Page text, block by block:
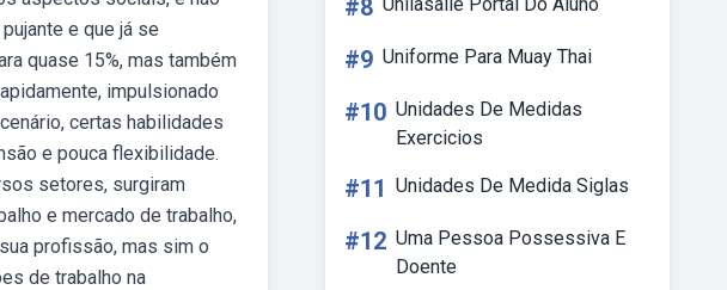
e que já se
quase 15%, mas também
impulsionado
certas habilidades
e pouca flexibilidade.
setores, surgiram
e mercado de trabalho,
profissão, mas sim o
de trabalho na
#8
#9 Uniforme Para Muay Thai
#10 Unidades De Medidas
Exercicios
#11 Unidades De Medida Siglas
#12 Uma Pessoa Possessiva E
Doente